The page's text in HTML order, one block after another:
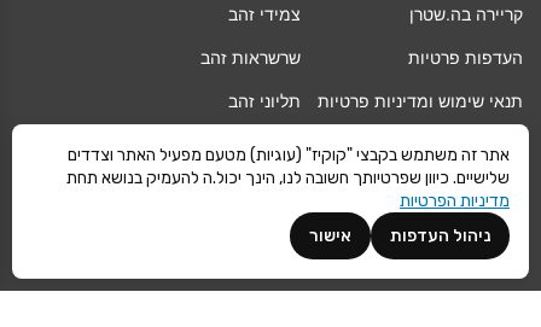
אתר זה משתמש בקבצי "קוקיז" (עוגיות) מטעם מפעיל האתר וצדדים
שלישיים. כיוון שפרטיותך חשובה לנו, הינך יכול.ה להעמיק בנושא תחת
מדיניות הפרטיות
אישור
ניהול העדפות
קריירה בה.שטרן
העדפות פרטיות
תנאי שימוש ומדיניות פרטיות
החלפה/החזרה/ביטול עסקה
אחריות
משלוחים
צמידי זהב
שרשראות זהב
תליוני זהב
גיפט קארד
מגזין
Vogue
קרא עוד